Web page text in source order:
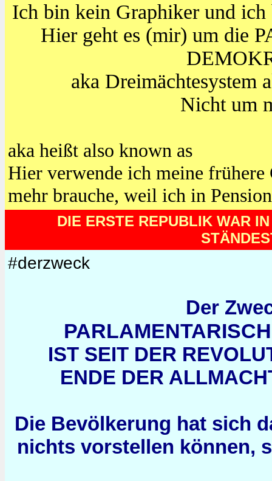
Ich bin kein Graphiker und
Hier geht es (mir) um die
aka Dreimächtesystem
Nicht um
aka heißt also known as
Hier verwende ich meine
mehr brauche, weil ich in
DIE ERSTE REPUBLIK WAR
#derzweck
Der
IST SEIT DER
ENDE DER
Die Bevölkerung hat sich
nichts vorstellen können,